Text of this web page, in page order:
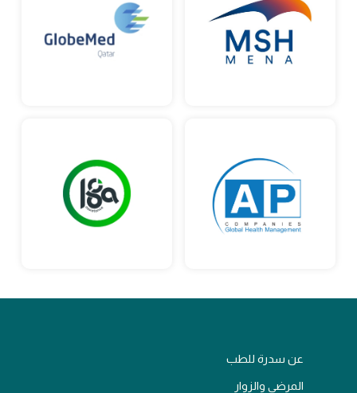
عن سدرة للطب
المرضى والزوار